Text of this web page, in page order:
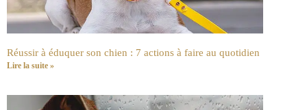
Réussir à éduquer son chien : 7 actions à faire au quotidien
Lire la suite »